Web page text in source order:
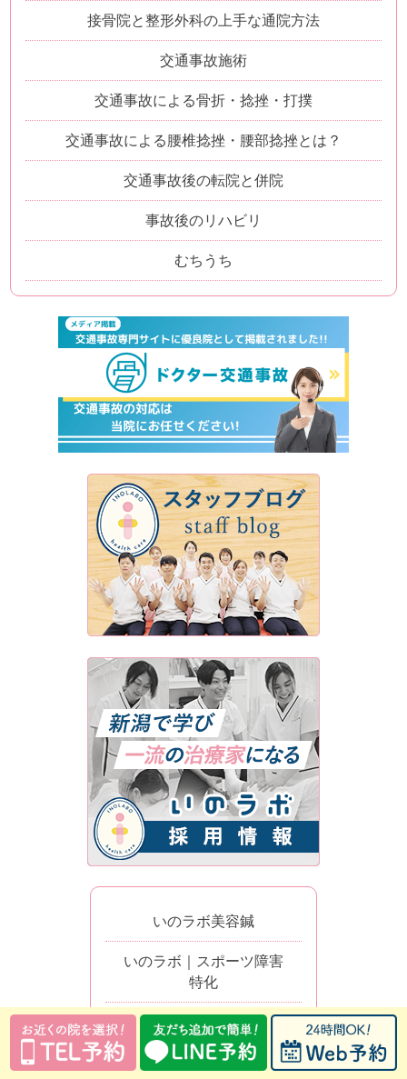
接骨院と整形外科の上手な通院方法
交通事故施術
交通事故による骨折・捻挫・打撲
交通事故による腰椎捻挫・腰部捻挫とは？
交通事故後の転院と併院
事故後のリハビリ
むちうち
いのラボ美容鍼
いのラボ｜スポーツ障害
特化
産後骨盤矯正
子ども整体